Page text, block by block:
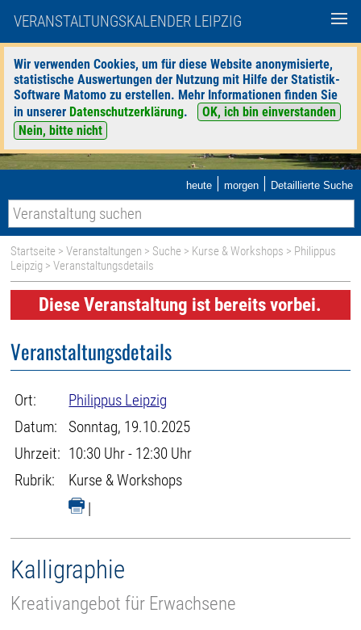
VERANSTALTUNGSKALENDER LEIPZIG
Wir verwenden Cookies, um für diese Website anonymisierte,
statistische Auswertungen der Nutzung mit Hilfe der Statistik-
Software Matomo zu erstellen. Mehr Informationen finden Sie
in unserer Datenschutzerklärung.
OK, ich bin einverstanden
Nein, bitte nicht
heute | morgen | Detaillierte Suche
Startseite >Veranstaltungen > Suche > Kurse & Workshops > Philippus
Leipzig > Veranstaltungsdetails
Diese Veranstaltung ist bereits vorbei.
Veranstaltungsdetails
Ort:
Philippus Leipzig
Datum:
Sonntag, 19.10.2025
Uhrzeit: 10:30 Uhr - 12:30 Uhr
Rubrik:
Kurse & Workshops
|
Kalligraphie
Kreativangebot für Erwachsene